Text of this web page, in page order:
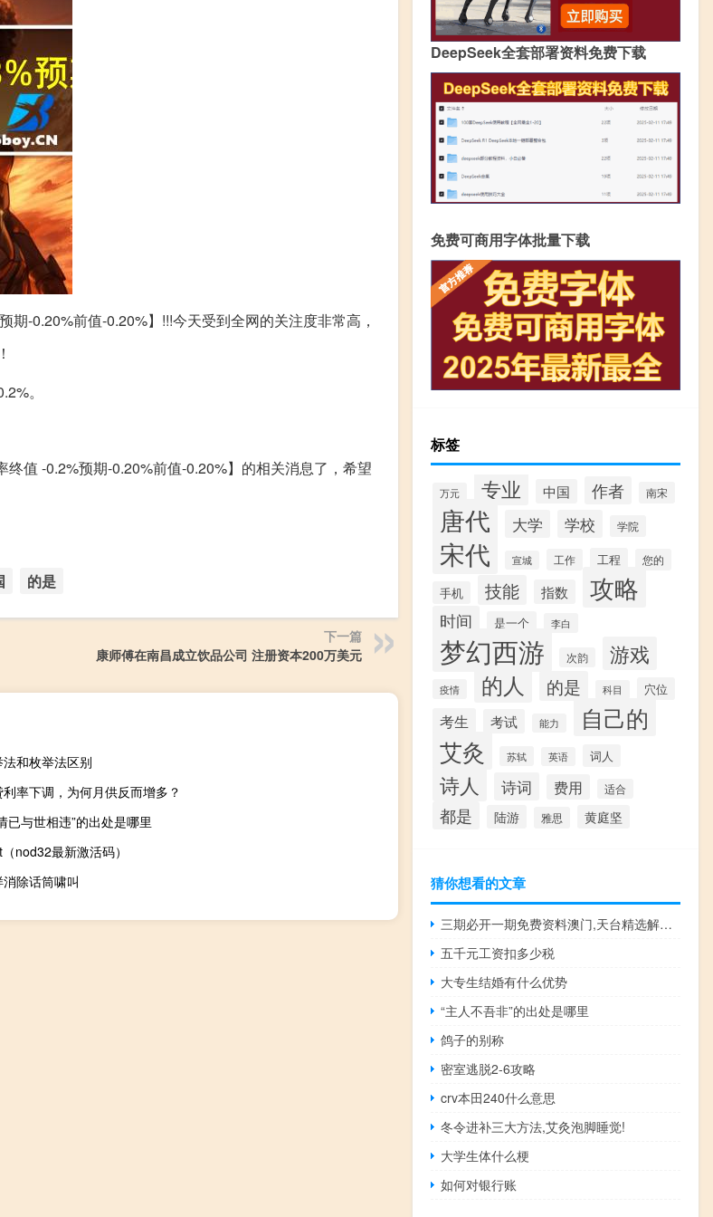
-0.20%前值-0.20%】!!!今天受到全网的关注度非常高，
。
值 -0.2%预期-0.20%前值-0.20%】的相关消息了，希望
的是
下一篇
康师傅在南昌成立饮品公司 注册资本200万美元
法和枚举法区别
利率下调，为何月供反而增多？
已与世相违”的出处是哪里
nod32最新激活码）
除话筒啸叫
DeepSeek全套部署资料免费下载
免费可商用字体批量下载
标签
万元 专业 中国 作者 南宋
唐代 大学 学校 学院
宋代 宣城 工作 工程 您的
手机 技能 指数 攻略
时间 是一个 李白
梦幻西游 次韵 游戏
疫情 的人 的是 科目 穴位
考生 考试 能力
自己的
艾灸
苏轼 英语 词人
诗人 诗词 费用 适合
都是 陆游 雅思 黄庭坚
猜你想看的文章
三期必开一期免费资料澳门,天台精选解释落实_BT45.50.42
五千元工资扣多少税
大专生结婚有什么优势
“主人不吾非”的出处是哪里
鸽子的别称
密室逃脱2-6攻略
crv本田240什么意思
冬令进补三大方法,艾灸泡脚睡觉!
大学生体什么梗
如何对银行账